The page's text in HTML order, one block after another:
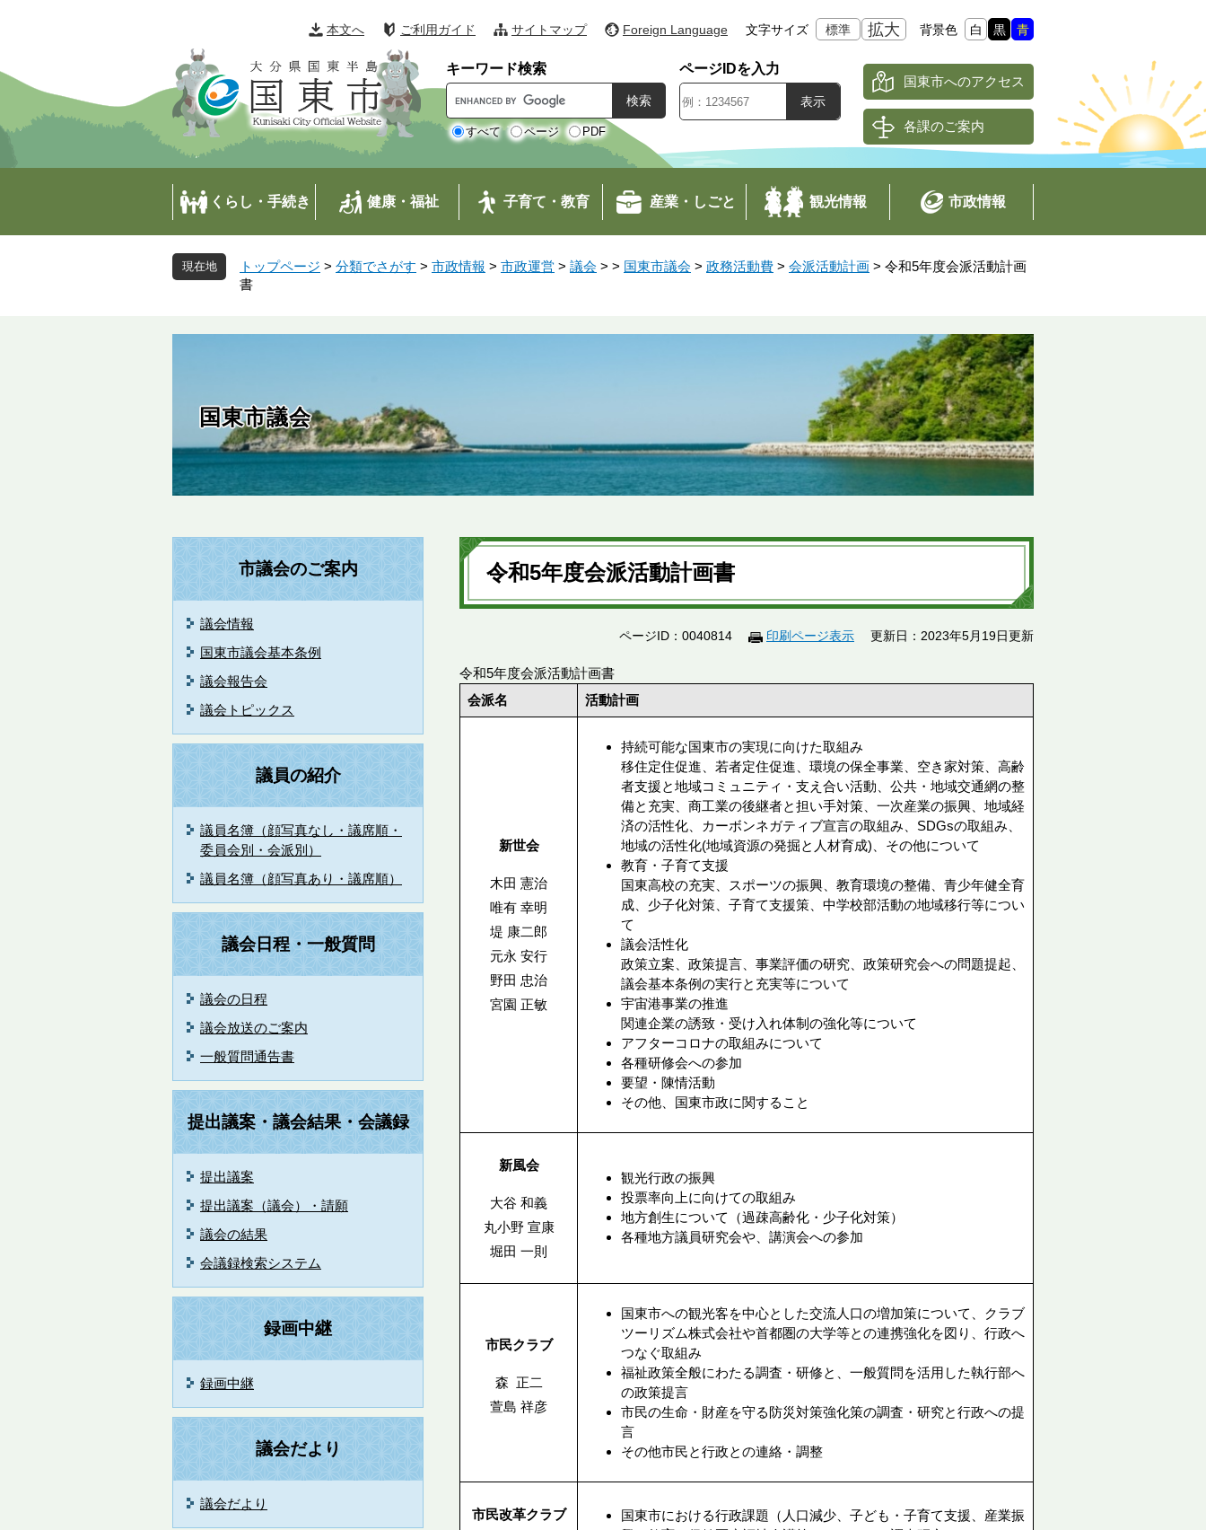
の
で
す
。
ー
ば
し
て
本文へ ご利用ガイド サイトマップ Foreign Language 文字サイズ 標準 拡大 背景色 白 黒 青
キーワード検索
o
o
l
ム
すべて ページ PDF
ページIDを入力
国東市へのアクセス
各課のご案内
くらし・手続き 健康・福祉 子育て・教育 産業・しごと 観光情報 市政情報
トップページ > 分類でさがす > 市政情報 > 市政運営 > 議会 > > 国東市議会 > 政務活動費 > 会派活動計画 > 令和5年度会派活動計画
書
国東市議会
本
文
令和5年度会派活動計画書
ページID：0040814 印刷ページ表示 更新日：2023年5月19日更新
令和5年度会派活動計画書
会派名
活動計画
新世会
木田 憲治
唯有 幸明
堤 康二郎
元永 安行
野田 忠治
宮園 正敏
持続可能な国東市の実現に向けた取組み
移住定住促進、若者定住促進、環境の保全事業、空き家対策、高齢
者支援と地域コミュニティ・支え合い活動、公共・地域交通網の整
備と充実、商工業の後継者と担い手対策、一次産業の振興、地域経
済の活性化、カーボンネガティブ宣言の取組み、SDGsの取組み、
地域の活性化(地域資源の発掘と人材育成)、その他について
教育・子育て支援
国東高校の充実、スポーツの振興、教育環境の整備、青少年健全育
成、少子化対策、子育て支援策、中学校部活動の地域移行等につい
て
議会活性化
政策立案、政策提言、事業評価の研究、政策研究会への問題提起、
議会基本条例の実行と充実等について
宇宙港事業の推進
関連企業の誘致・受け入れ体制の強化等について
アフターコロナの取組みについて
​各種研修会への参加
要望・陳情活動
その他、国東市政に関すること
新風会
大谷 和義
丸小野 宣康
堀田 一則
観光行政の振興
投票率向上に向けての取組み
地方創生について（過疎高齢化・少子化対策）
各種地方議員研究会や、講演会への参加
市民クラブ
森 正二
萱島 祥彦
国東市への観光客を中心とした交流人口の増加策について、クラブ
ツーリズム株式会社や首都圏の大学等との連携強化を図り、行政へ
つなぐ取組み
福祉政策全般にわたる調査・研修と、一般質問を活用した執行部へ
の政策提言
市民の生命・財産を守る防災対策強化策の調査・研究と行政への提
言
その他市民と行政との連絡・調整
市民改革クラブ
国東市における行政課題（人口減少、子ども・子育て支援、産業振
市議会のご案内
議会情報
国東市議会基本条例
議会報告会
議会トピックス
議員の紹介
議員名簿（顔写真なし・議席順・
委員会別・会派別）
議員名簿（顔写真あり・議席順）
議会日程・一般質問
議会の日程
議会放送のご案内
一般質問通告書
提出議案・議会結果・会議録
提出議案
提出議案（議会）・請願
議会の結果
会議録検索システム
録画中継
録画中継
議会だより
議会だより